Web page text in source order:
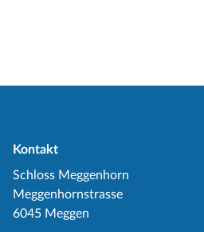
Kontakt
Schloss Meggenhorn
Meggenhornstrasse
6045 Meggen